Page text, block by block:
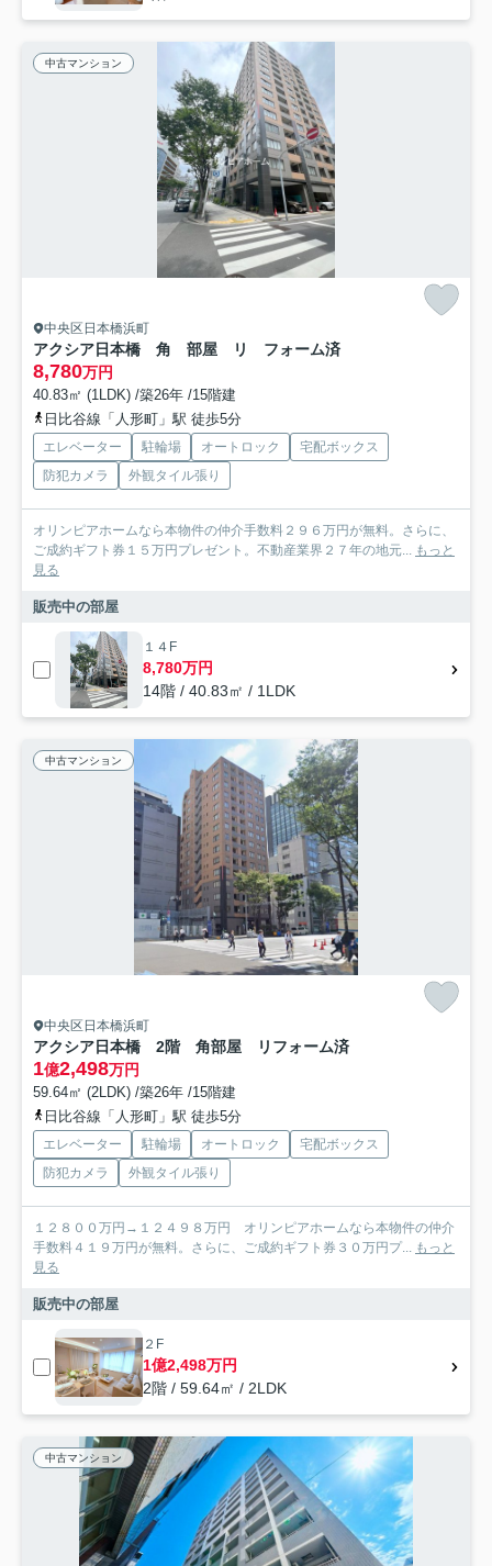
中古マンション
中央区日本橋浜町
アクシア日本橋 角 部屋 リ フォーム済
8,780万円
40.83㎡ (1LDK) /築26年 /15階建
日比谷線「人形町」駅 徒歩5分
エレベーター 駐輪場 オートロック
宅配ボックス
防犯カメラ
外観タイル張り
オリンピアホームなら本物件の仲介手数料２９６万円が無料。さらに、
ご成約ギフト券１５万円プレゼント。不動産業界２７年の地元... もっと
見る
販売中の部屋
１４F
8,780万円
14階 / 40.83㎡ / 1LDK
中古マンション
中央区日本橋浜町
アクシア日本橋 2階 角部屋 リフォーム済
1億2,498万円
59.64㎡ (2LDK) /築26年 /15階建
日比谷線「人形町」駅 徒歩5分
エレベーター 駐輪場 オートロック
宅配ボックス
防犯カメラ
外観タイル張り
１２８００万円→１２４９８万円 オリンピアホームなら本物件の仲介
手数料４１９万円が無料。さらに、ご成約ギフト券３０万円プ... もっと
見る
販売中の部屋
２F
1億2,498万円
2階 / 59.64㎡ / 2LDK
中古マンション